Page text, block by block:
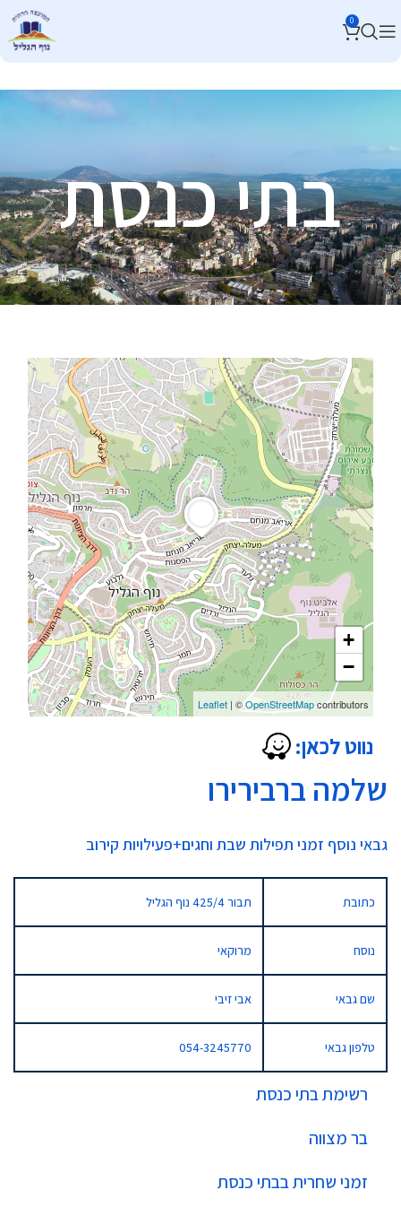
0
בתי כנסת
רשימת בתי כנסת
בר מצווה
זמני שחרית בבתי כנסת
+
−
Leaflet | ©OpenStreetMapcontributors
נווט לכאן:
שלמה ברבירירו
גבאי נוסף זמני תפילות שבת וחגים+פעילויות קירוב
כתובת תבור 425/4 נוף הגליל
נוסח מרוקאי
שם גבאי אבי זיבי
טלפון גבאי 054-3245770